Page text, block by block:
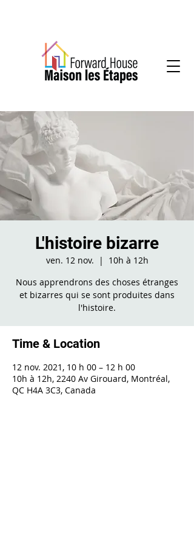
L'histoire bizarre
ven. 12 nov.
  |
10h à 12h
Nous apprendrons des choses étranges
et bizarres qui se sont produites dans
l'histoire.
Time & Location
12 nov. 2021, 10 h 00 – 12 h 00
10h à 12h, 2240 Av Girouard, Montréal,
QC H4A 3C3, Canada